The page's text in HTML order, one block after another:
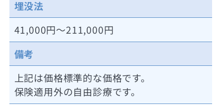
埋没法
41,000円～211,000円
備考
上記は価格標準的な価格です。
保険適用外の自由診療です。